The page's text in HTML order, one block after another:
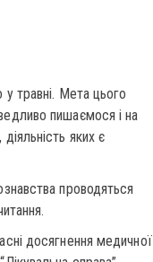
у травні. Мета цього
пишаємося і на
яких є
проводяться
досягнення медичної